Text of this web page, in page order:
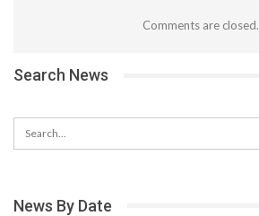
Comments are closed.
Search News
News By Date